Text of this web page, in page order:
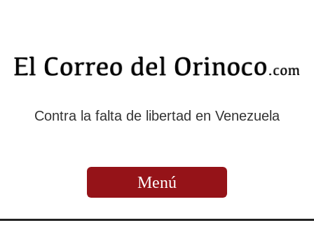
Contra la falta de libertad en Venezuela
Menú